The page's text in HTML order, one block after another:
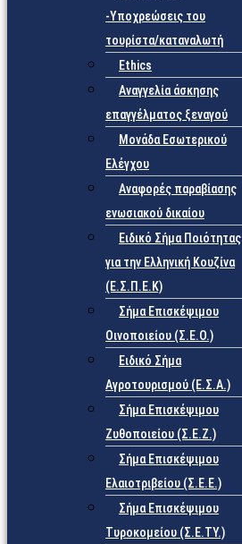
-Υποχρεώσεις του
τουρίστα/καταναλωτή
Ethics
Αναγγελία άσκησης
επαγγέλματος ξεναγού
Μονάδα Εσωτερικού
Ελέγχου
Αναφορές παραβίασης
ενωσιακού δικαίου
Ειδικό Σήμα Ποιότητας
για την Ελληνική Κουζίνα
(Ε.Σ.Π.Ε.Κ)
Σήμα Επισκέψιμου
Οινοποιείου (Σ.Ε.Ο.)
Ειδικό Σήμα
Αγροτουρισμού (Ε.Σ.Α.)
Σήμα Επισκέψιμου
Ζυθοποιείου (Σ.Ε.Ζ.)
Σήμα Επισκέψιμου
Ελαιοτριβείου (Σ.Ε.Ε.)
Σήμα Επισκέψιμου
Τυροκομείου (Σ.Ε.TY.)